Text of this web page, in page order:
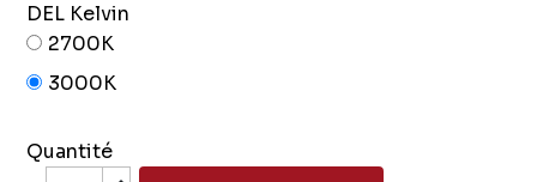
DEL Kelvin
2700K
3000K
Quantité